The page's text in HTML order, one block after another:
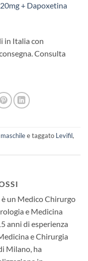
+ Dapoxetina
in Italia con
Consulta
e taggato Levifil,
un Medico Chirurgo
e Medicina
anni di esperienza
e Chirurgia
Milano, ha